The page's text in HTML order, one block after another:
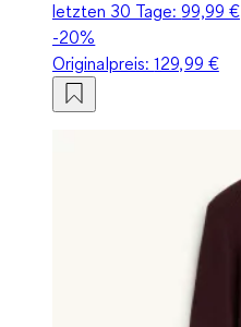
letzten 30 Tage:99,99 €
-20%
Originalpreis:129,99 €